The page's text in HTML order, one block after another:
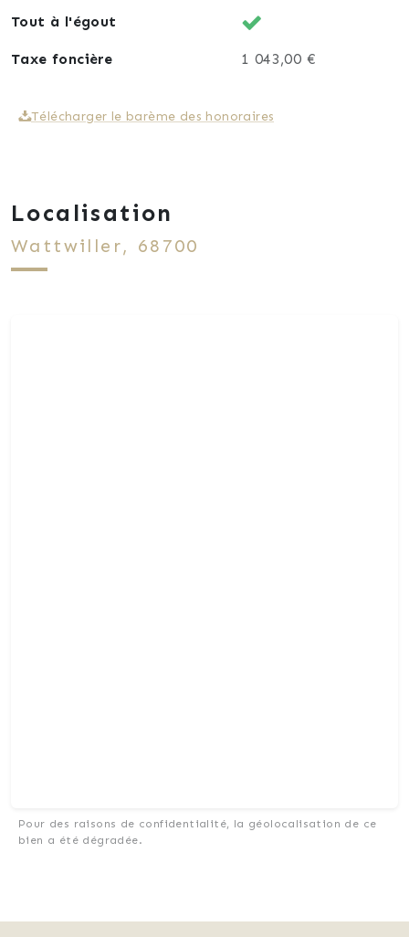
Tout à l'égout
Taxe foncière 1 043,00 €
Télécharger le barème des honoraires
Localisation
Wattwiller, 68700
Pour des raisons de confidentialité, la géolocalisation de ce
bien a été dégradée.